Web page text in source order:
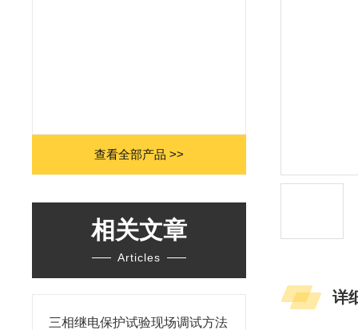
查看全部产品 >>
相关文章
Articles
三相继电保护试验现场调试方法
详